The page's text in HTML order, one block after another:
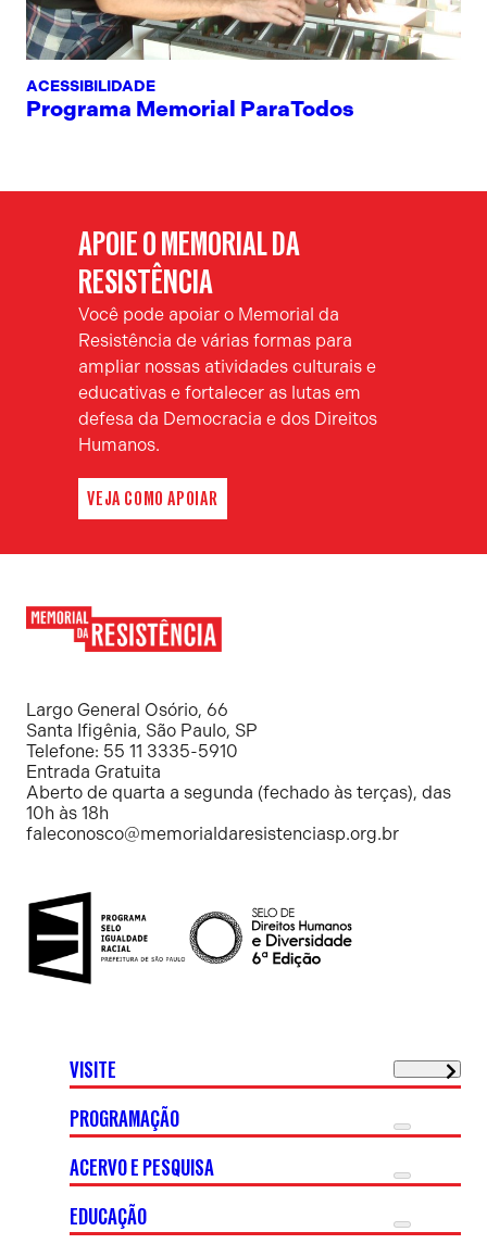
ACESSIBILIDADE
Programa Memorial ParaTodos
APOIE O MEMORIAL DA
RESISTÊNCIA
Você pode apoiar o Memorial da
Resistência de várias formas para
ampliar nossas atividades culturais e
educativas e fortalecer as lutas em
defesa da Democracia e dos Direitos
Humanos.
VEJA COMO APOIAR
Resistência
Largo General Osório, 66
Santa Ifigênia, São Paulo, SP
Telefone: 55 11 3335-5910
Entrada Gratuita
Aberto de quarta a segunda (fechado às terças), das
10h às 18h
faleconosco@memorialdaresistenciasp.org.br
VISITE
PROGRAMAÇÃO
ACERVO E PESQUISA
EDUCAÇÃO